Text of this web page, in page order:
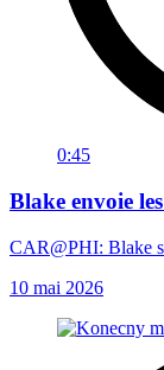
0:45
Blake envoie
CAR@PHI: Blake
10 mai 2026